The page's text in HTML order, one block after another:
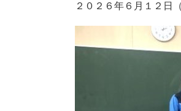
２０２６年６月１２